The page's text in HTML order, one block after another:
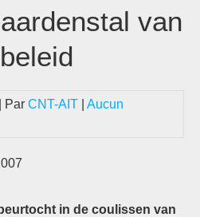
van
| Par CNT-AIT
Aucun
in de coulissen van